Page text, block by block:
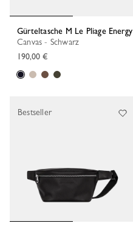
Gürteltasche M Le Pliage Energy
Canvas - Schwarz
190,00 €
Bestseller